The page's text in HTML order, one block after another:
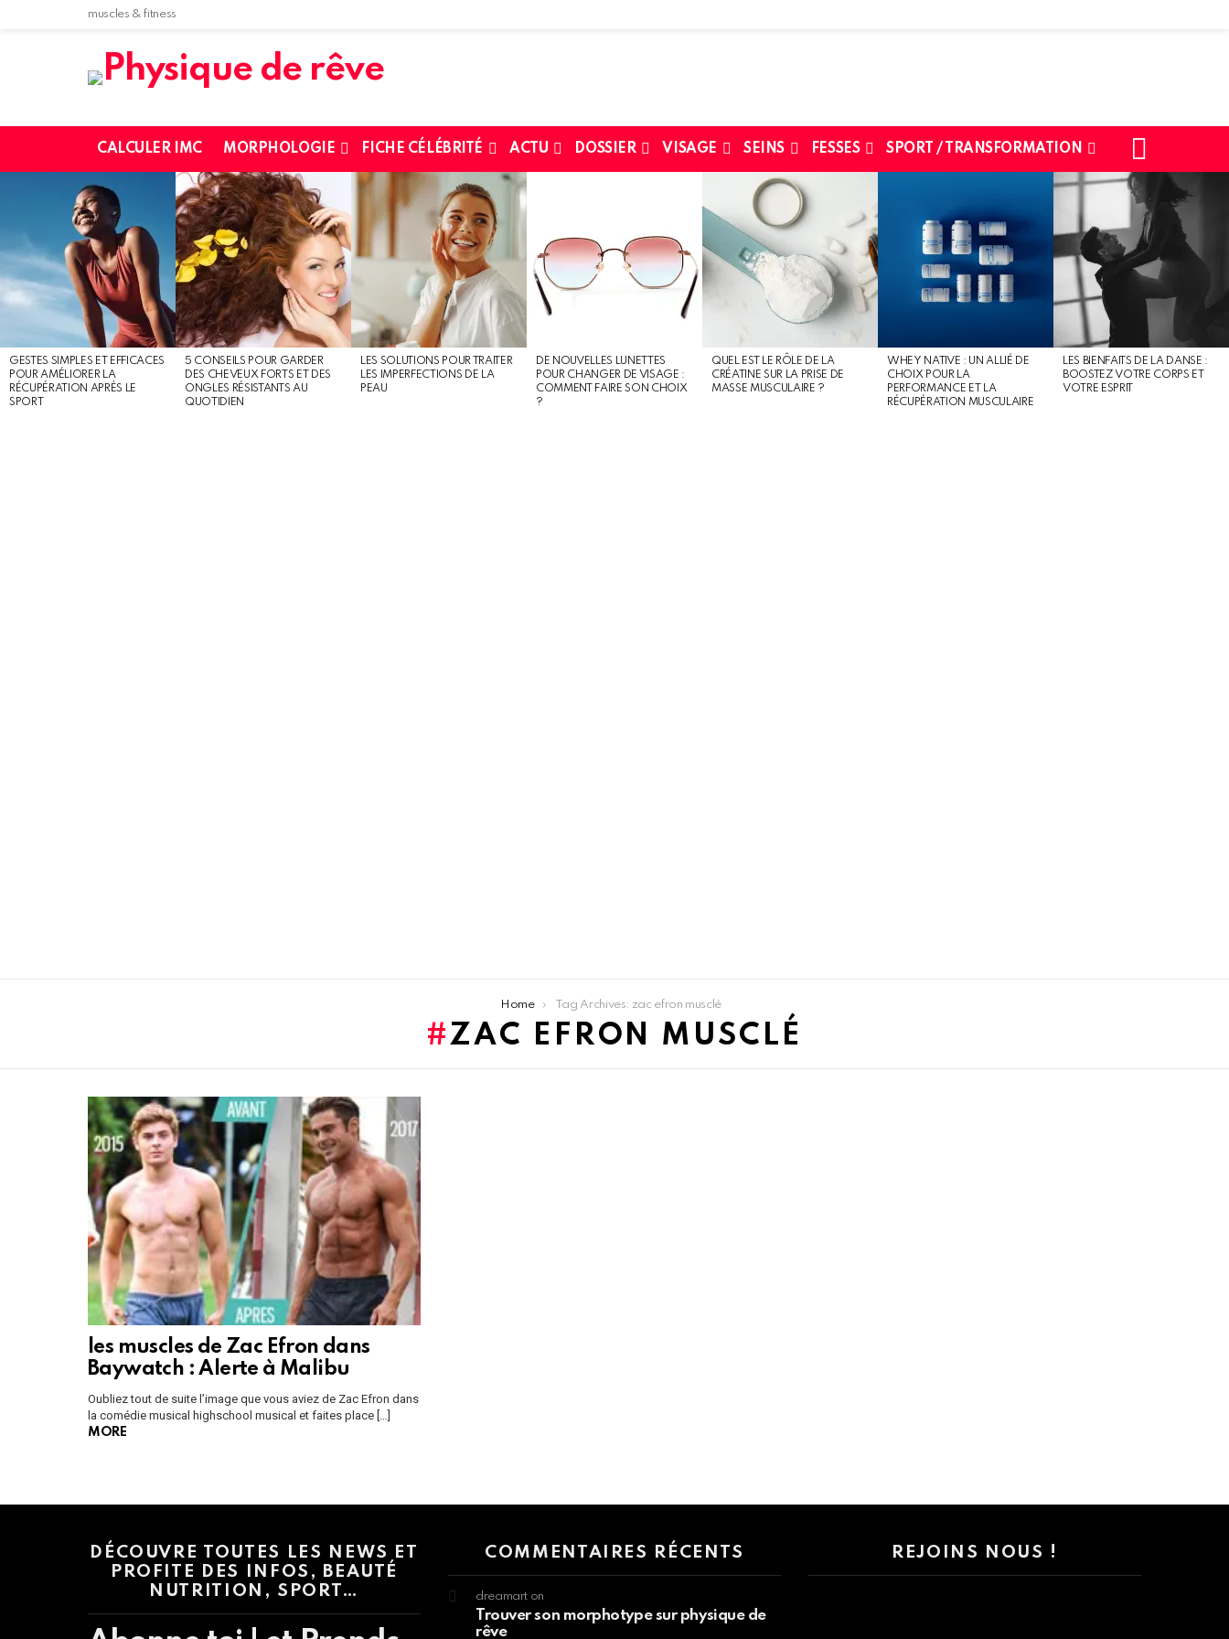
muscles & fitness
CALCULER IMC MORPHOLOGIE FICHE CÉLÉBRITÉ ACTU DOSSIER VISAGE SEINS FESSES SPORT / TRANSFORMATION
GESTES SIMPLES ET EFFICACES
POUR AMÉLIORER LA
RÉCUPÉRATION APRÈS LE
SPORT
5 CONSEILS POUR GARDER
DES CHEVEUX FORTS ET DES
ONGLES RÉSISTANTS AU
QUOTIDIEN
LES SOLUTIONS POUR TRAITER
LES IMPERFECTIONS DE LA
PEAU
DE NOUVELLES LUNETTES
POUR CHANGER DE VISAGE :
COMMENT FAIRE SON CHOIX
?
QUEL EST LE RÔLE DE LA
CRÉATINE SUR LA PRISE DE
MASSE MUSCULAIRE ?
WHEY NATIVE : UN ALLIÉ DE
CHOIX POUR LA
PERFORMANCE ET LA
RÉCUPÉRATION MUSCULAIRE
LES BIENFAITS DE LA DANSE :
BOOSTEZ VOTRE CORPS ET
VOTRE ESPRIT
Home Tag Archives: zac efron musclé
ZAC EFRON MUSCLÉ
LATEST
STORIES
les muscles de Zac Efron dans
Baywatch : Alerte à Malibu
Oubliez tout de suite l’image que vous aviez de Zac Efron dans
la comédie musical highschool musical et faites place […]
MORE
DÉCOUVRE TOUTES LES NEWS ET
PROFITE DES INFOS, BEAUTÉ
NUTRITION, SPORT…
COMMENTAIRES RÉCENTS
dreamart on
Trouver son morphotype sur physique de
rêve
REJOINS NOUS !